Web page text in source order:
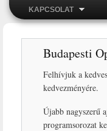
KAPCSOLAT
Budapesti
Felhívjuk a
kedvezményére.
Újabb nagyszerű
programsorozat